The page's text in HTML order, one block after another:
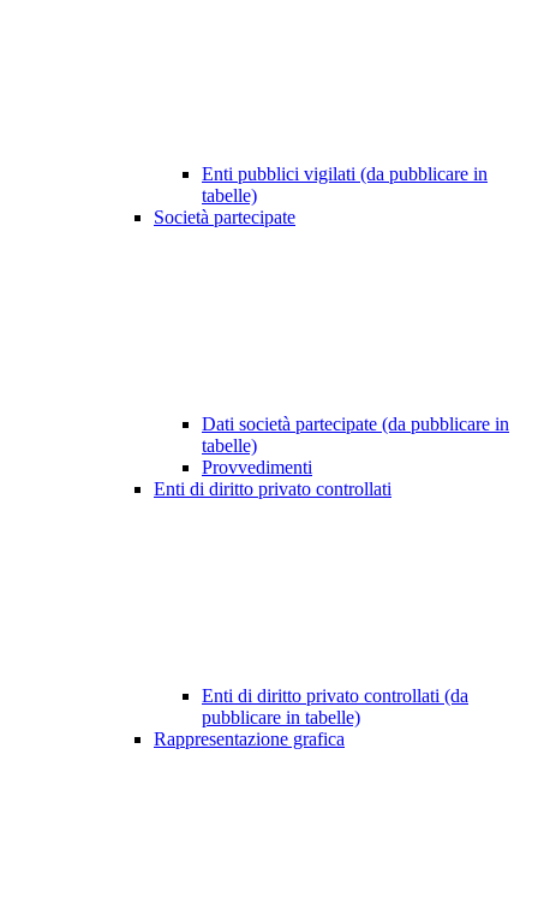
Enti pubblici vigilati (da pubblicare in
tabelle)
Società partecipate
Dati società partecipate (da pubblicare in
tabelle)
Provvedimenti
Enti di diritto privato controllati
Enti di diritto privato controllati (da
pubblicare in tabelle)
Rappresentazione grafica